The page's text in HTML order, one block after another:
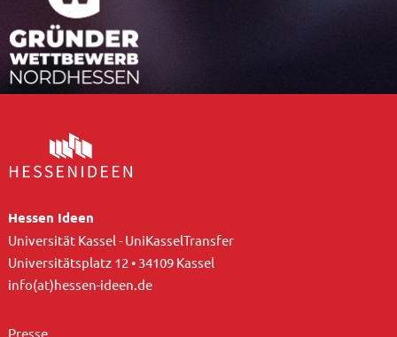
Hessen Ideen
Universität Kassel - UniKasselTransfer
Universitätsplatz 12 • 34109 Kassel
info(at)hessen-ideen.de
Presse